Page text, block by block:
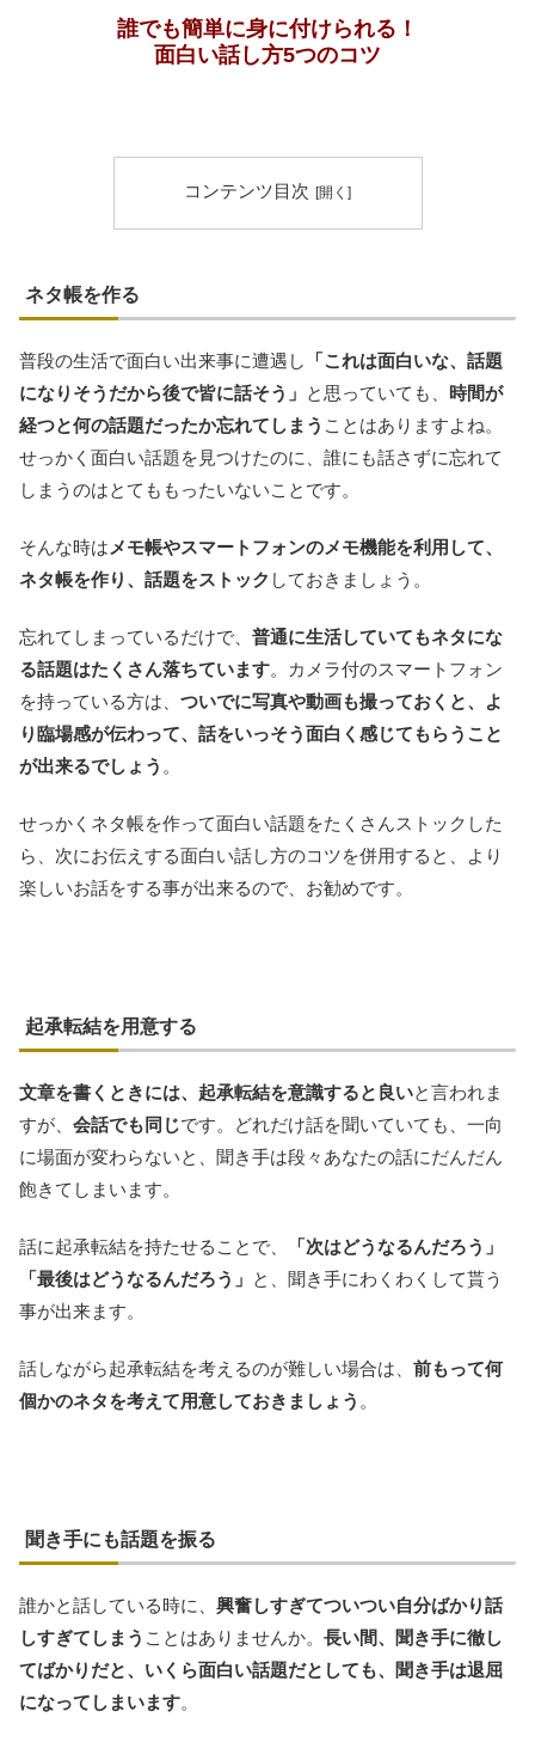
誰でも簡単に身に付けられる！
面白い話し方5つのコツ
コンテンツ目次
ネタ帳を作る
普段の生活で面白い出来事に遭遇し
「これは面白いな、話題
になりそうだから後で皆に話そう」 と思っていても、 時間が
経つと何の話題だったか忘れてしまう ことはありますよね。
せっかく面白い話題を見つけたのに、誰にも話さずに忘れて
しまうのはとてももったいないことです。
そんな時は メモ帳やスマートフォンのメモ機能を利用して、
ネタ帳を作り、話題をストック しておきましょう。
忘れてしまっているだけで、 普通に生活していてもネタにな
る話題はたくさん落ちています。カメラ付のスマートフォン
を持っている方は、 ついでに写真や動画も撮っておくと、よ
り臨場感が伝わって、話をいっそう面白く感じてもらうこと
が出来るでしょう 。
せっかくネタ帳を作って面白い話題をたくさんストックした
ら、次にお伝えする面白い話し方のコツを併用すると、より
楽しいお話をする事が出来るので、お勧めです。
起承転結を用意する
文章を書くときには、起承転結を意識すると良いと言われま
すが、 会話でも同じです。どれだけ話を聞いていても、一向
に場面が変わらないと、聞き手は段々あなたの話にだんだん
飽きてしまいます。
話に起承転結を持たせることで、
「次はどうなるんだろう」
「最後はどうなるんだろう」 と、聞き手にわくわくして貰う
事が出来ます。
話しながら起承転結を考えるのが難しい場合は、 前もって何
個かのネタを考えて用意しておきましょう 。
聞き手にも話題を振る
誰かと話している時に、 興奮しすぎてついつい自分ばかり話
しすぎてしまう ことはありませんか。 長い間、聞き手に徹し
てばかりだと、いくら面白い話題だとしても、聞き手は退屈
になってしまいます。